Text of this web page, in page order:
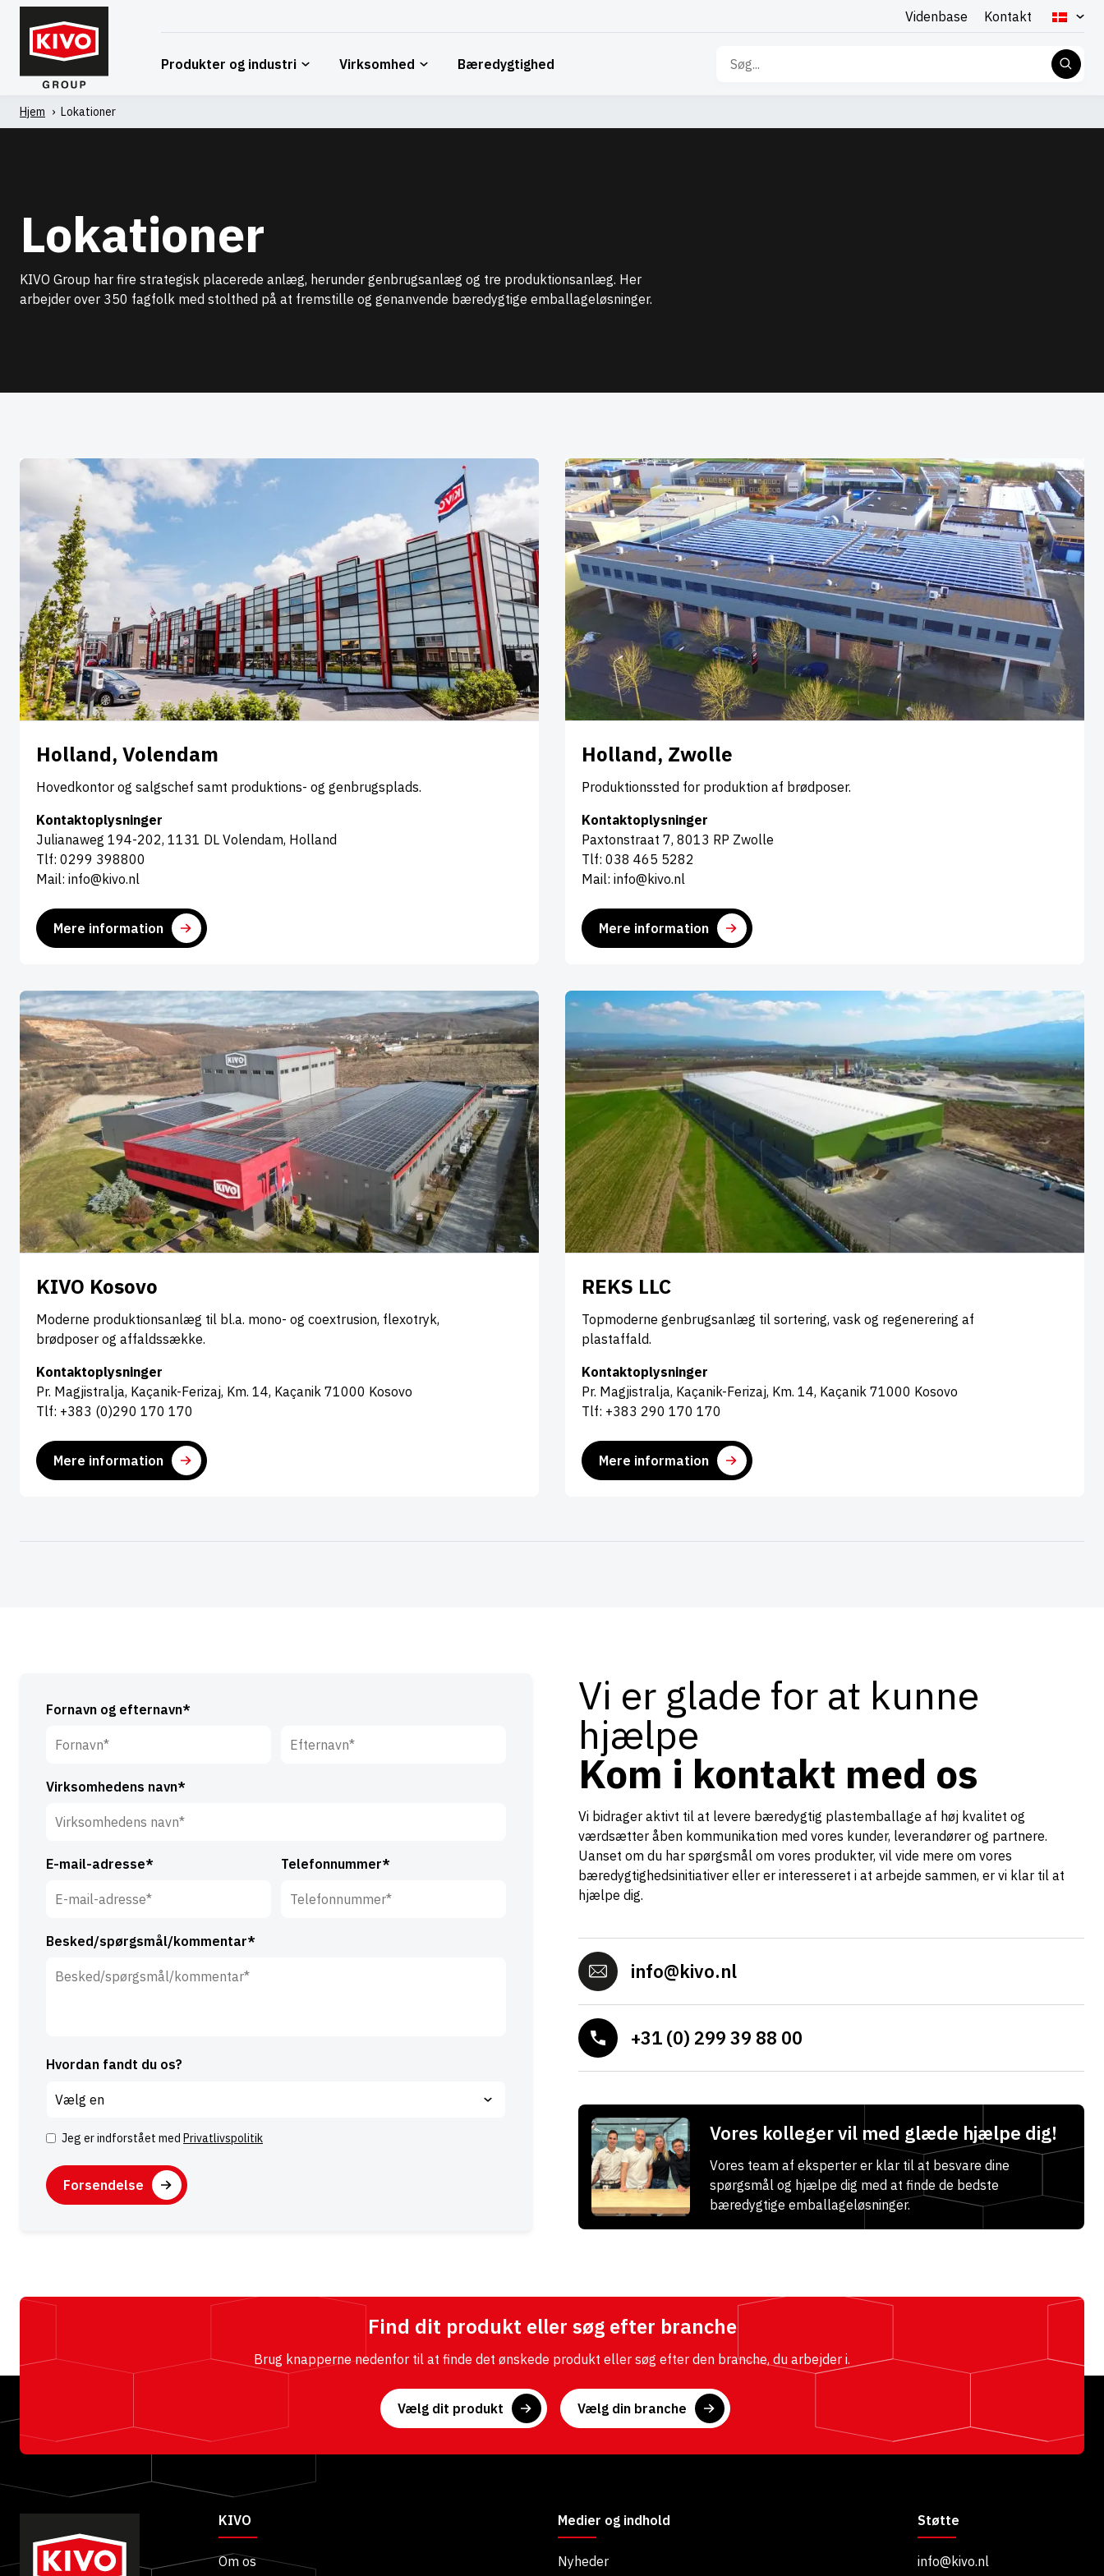
Spring
indhold
Videnbase Kontakt
Produkter og industri Virksomhed Bæredygtighed
Søg
efter:
Hjem ' Lokationer
Lokationer
KIVO Group har fire strategisk placerede anlæg, herunder genbrugsanlæg og tre produktionsanlæg. Her
arbejder over 350 fagfolk med stolthed på at fremstille og genanvende bæredygtige emballageløsninger.
Holland, Volendam
Hovedkontor og salgschef samt produktions- og genbrugsplads.
Kontaktoplysninger
Julianaweg 194-202, 1131 DL Volendam, Holland
Tlf: 0299 398800
Mail: info@kivo.nl
Mere information
Holland, Zwolle
Produktionssted for produktion af brødposer.
Kontaktoplysninger
Paxtonstraat 7, 8013 RP Zwolle
Tlf: 038 465 5282
Mail: info@kivo.nl
Mere information
KIVO Kosovo
Moderne produktionsanlæg til bl.a. mono- og coextrusion, flexotryk,
brødposer og affaldssække.
Kontaktoplysninger
Pr. Magjistralja, Kaçanik-Ferizaj, Km. 14, Kaçanik 71000 Kosovo
Tlf: +383 (0)290 170 170
Mere information
REKS LLC
Topmoderne genbrugsanlæg til sortering, vask og regenerering af
plastaffald.
Kontaktoplysninger
Pr. Magjistralja, Kaçanik-Ferizaj, Km. 14, Kaçanik 71000 Kosovo
Tlf: +383 290 170 170
Mere information
Fornavn og efternavn*
Virksomhedens navn*
E-mail-adresse* Telefonnummer*
Besked/spørgsmål/kommentar*
Hvordan fandt du os?
Samtykke
Jeg er indforstået med Privatlivspolitik
CAPTCHA
Vi er glade for at kunne
hjælpe
Kom i kontakt med os
Vi bidrager aktivt til at levere bæredygtig plastemballage af høj kvalitet og
værdsætter åben kommunikation med vores kunder, leverandører og partnere.
Uanset om du har spørgsmål om vores produkter, vil vide mere om vores
bæredygtighedsinitiativer eller er interesseret i at arbejde sammen, er vi klar til at
hjælpe dig.
info@kivo.nl
+31 (0) 299 39 88 00
Vores kolleger vil med glæde hjælpe dig!
Vores team af eksperter er klar til at besvare dine
spørgsmål og hjælpe dig med at finde de bedste
bæredygtige emballageløsninger.
Find dit produkt eller søg efter branche
Brug knapperne nedenfor til at finde det ønskede produkt eller søg efter den branche, du arbejder i.
Vælg dit produkt Vælg din branche
KIVO
Om os
Medier og indhold
Nyheder
Støtte
info@kivo.nl